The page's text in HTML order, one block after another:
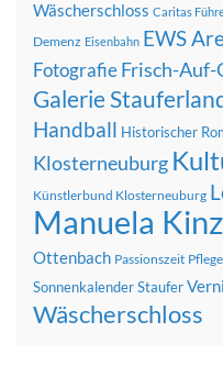
Wäscherschloss Caritas
Demenz Eisenbahn EWS
FotografieFrisch-Auf-
Galerie
Handball Historischer
Klosterneuburg
Künstlerbund Klosterneuburg
Manuela
Ottenbach Passionszeit Pflege
SonnenkalenderStaufer
Wäscherschloss